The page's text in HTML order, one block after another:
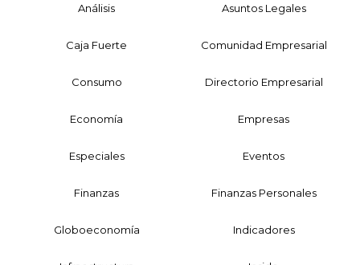
Análisis Asuntos Legales
Caja Fuerte Comunidad Empresarial
Consumo Directorio Empresarial
Economía Empresas
Especiales Eventos
Finanzas Finanzas Personales
Globoeconomía Indicadores